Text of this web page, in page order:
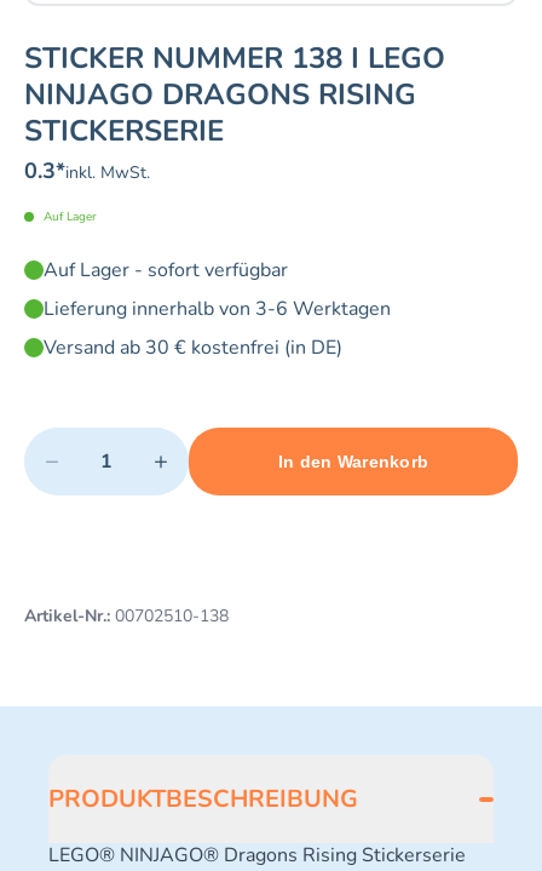
STICKER NUMMER 138 I LEGO
NINJAGO DRAGONS RISING
STICKERSERIE
0.3*inkl. MwSt.
Auf Lager
Auf Lager - sofort verfügbar
Lieferung innerhalb von 3-6 Werktagen
Versand ab 30 € kostenfrei (in DE)
Quantity
− +
Minimum quantity: 1 Maximum quantity: 3
In den Warenkorb
Add 1 item to cart
Artikel-Nr.: 00702510-138
PRODUKTBESCHREIBUNG
LEGO® NINJAGO® Dragons Rising Stickerserie